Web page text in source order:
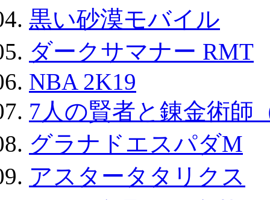
黒い砂漠モバイル
ダークサマナー RMT
NBA 2K19
7人の賢者と錬金術師
グラナドエスパダM
アスタータタリクス